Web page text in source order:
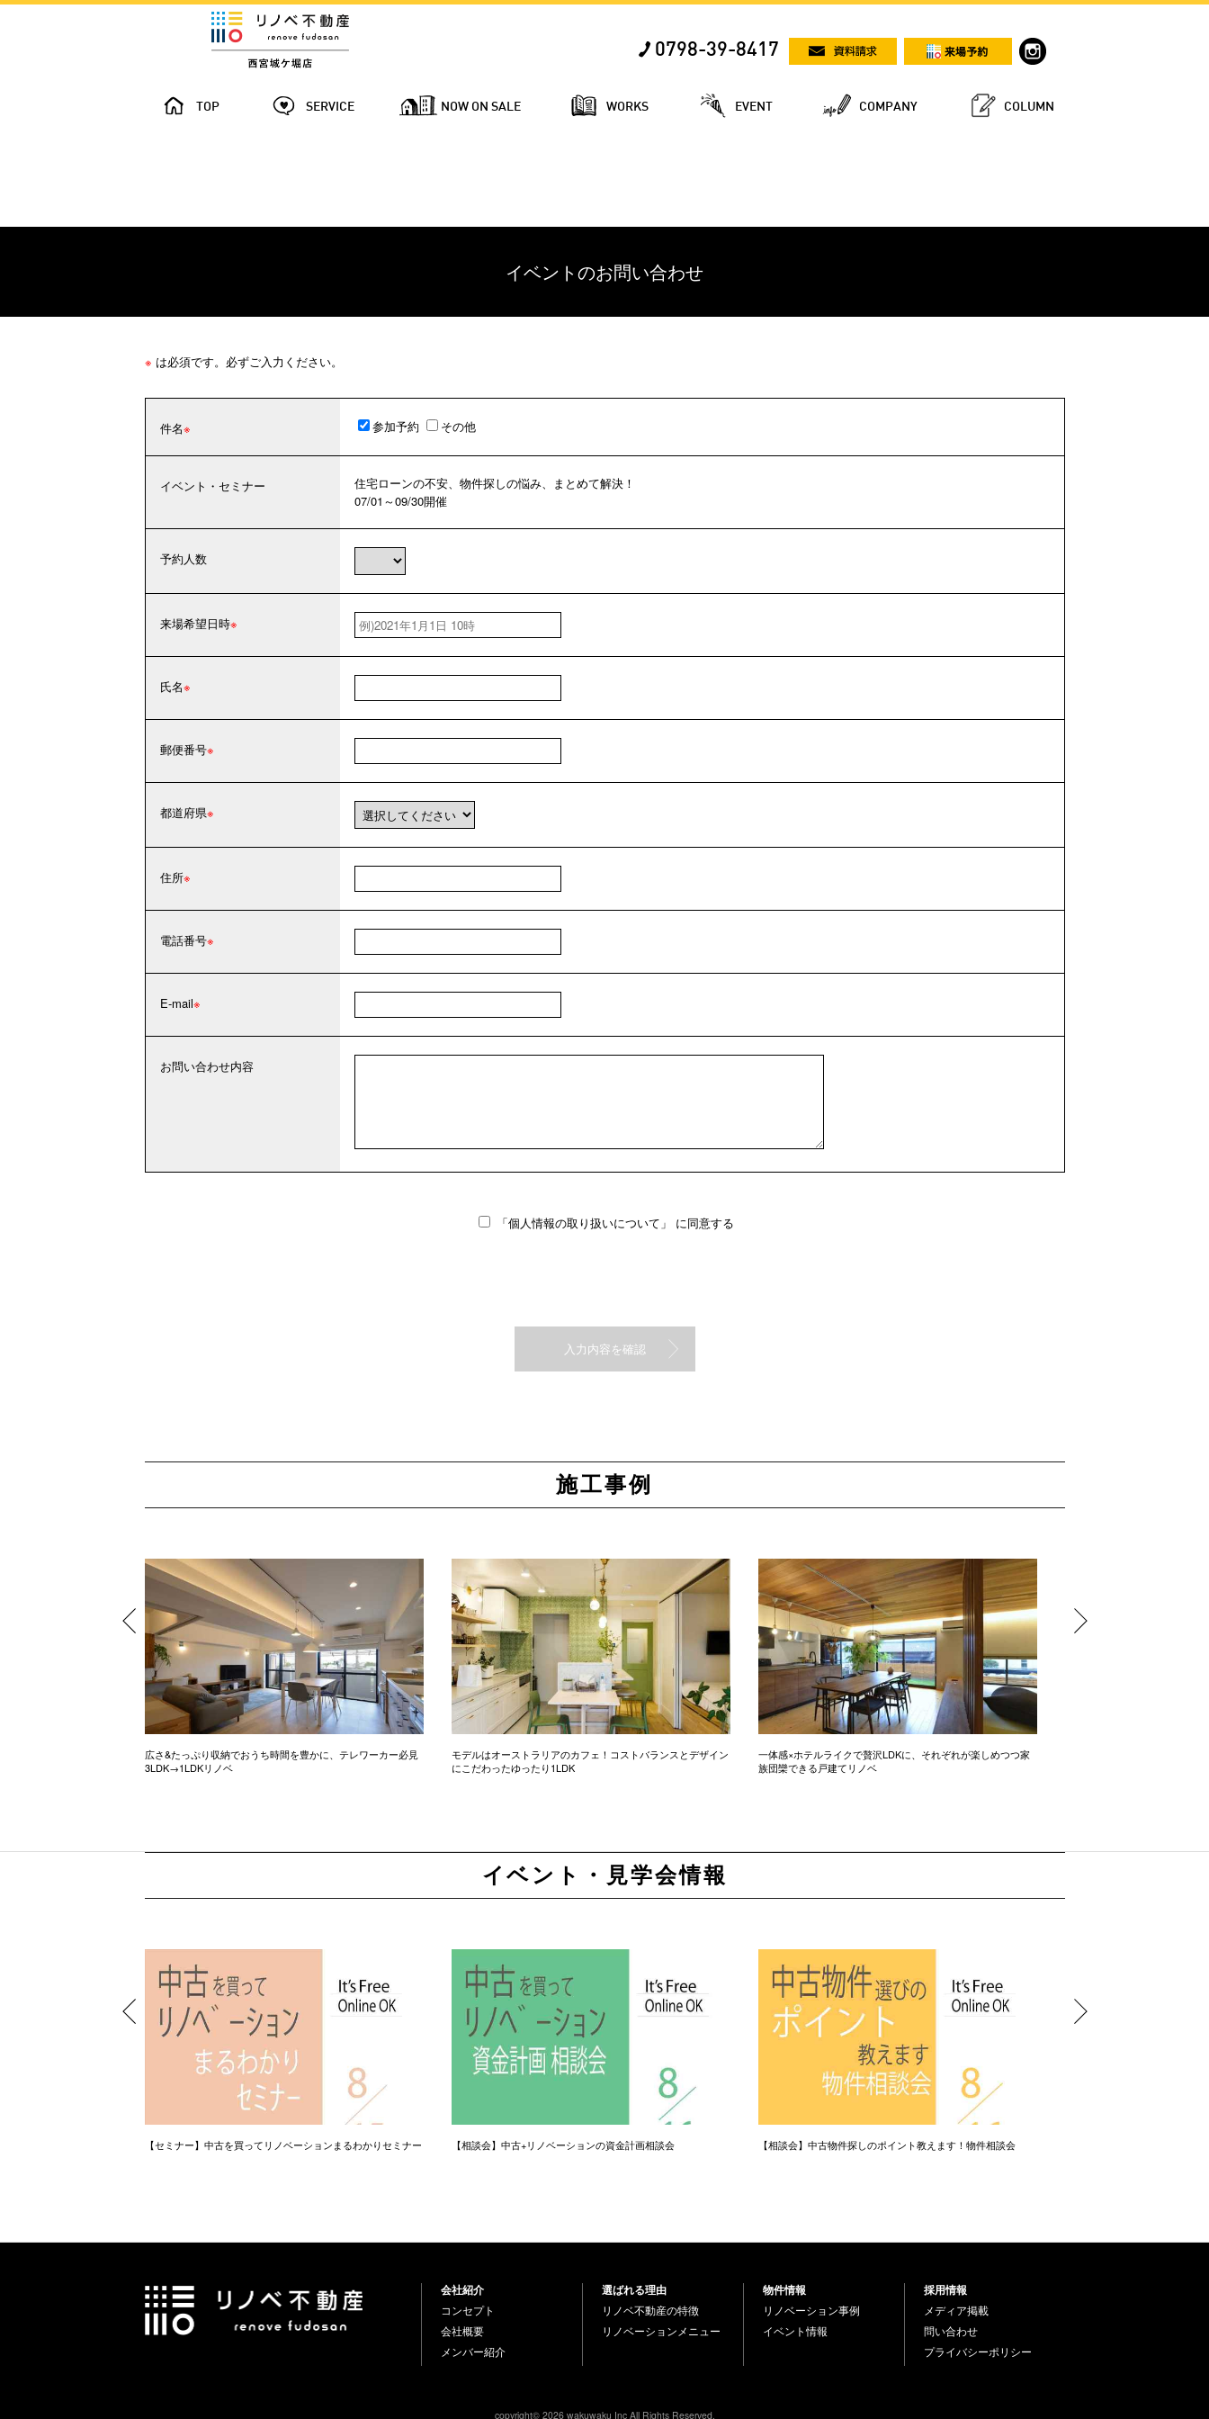
0798-39-8417
TOP SERVICE NOW ON SALE WORKS EVENT COMPANY COLUMN
イベントのお問い合わせ
※ は必須です。必ずご入力ください。
件名 参加予約 その他
イベント・セミナー
住宅ローンの不安、物件探しの悩み、まとめて解決！
07/01～09/30開催
予約人数
来場希望日時
氏名
郵便番号
都道府県
住所
電話番号
E-mail
お問い合わせ内容
「個人情報の取り扱いについて」 に同意する
施工事例
広さ&たっぷり収納でおうち時間を豊かに、テレワーカー必見
3LDK→1LDKリノベ
モデルはオーストラリアのカフェ！コストバランスとデザイン
にこだわったゆったり1LDK
一体感×ホテルライクで贅沢LDKに、それぞれが楽しめつつ家
族団欒できる戸建てリノベ
イベント・見学会情報
【セミナー】中古を買ってリノベーションまるわかりセミナー 【相談会】中古+リノベーションの資金計画相談会 【相談会】中古物件探しのポイント教えます！物件相談会
会社紹介
コンセプト
会社概要
メンバー紹介
選ばれる理由
リノベ不動産の特徴
リノベーションメニュー
物件情報
リノベーション事例
イベント情報
採用情報
メディア掲載
問い合わせ
プライバシーポリシー
copyright© 2026 wakuwaku Inc All Rights Reserved.